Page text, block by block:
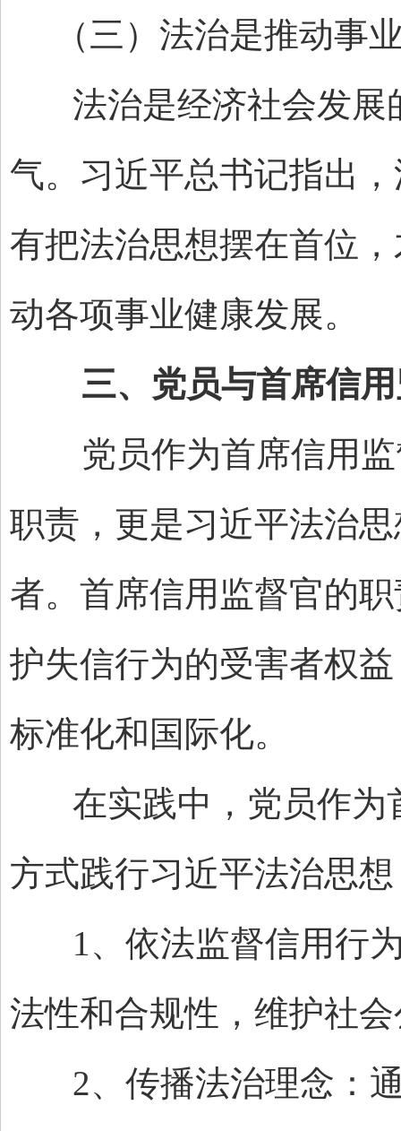
（三）法治是推动事
法治是经济社会发展
气。习近平总书记指出
有把法治思想摆在首位
动各项事业健康发展。
三、党员与首席信用
党员作为首席信用监
职责，更是习近平法治
者。首席信用监督官的
护失信行为的受害者权
标准化和国际化。
在实践中，党员作为
方式践行习近平法治思
1、依法监督信用行为
法性和合规性，维护社
2、传播法治理念：通